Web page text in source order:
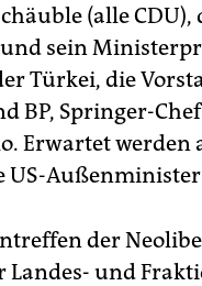
(alle
sein
Türkei, die
BP, Springer-
Erwartet werden
US-
der
Landes- und